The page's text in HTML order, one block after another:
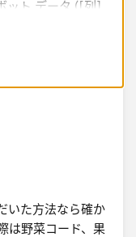
いた方法なら確か
は野菜コード、果